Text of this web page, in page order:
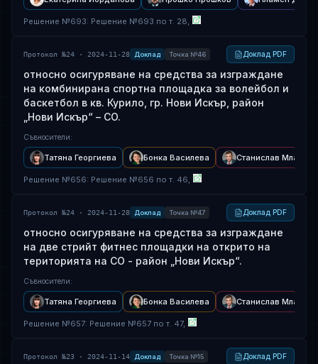
Решение №693: Решение №693 по т. 28,
Протокол №24 · 2024-11-28 Доклад Точка №46 Доклад PDF
относно осигуряване на средства за изграждане
на комбинирана спортна площадка за волейбол и
баскетбол в кв. Курило, гр. Нови Искър, район
„Нови Искър“ – CO.
Съвносители:
Татяна Георгиева Бонка Василева Станислав
Решение №656: Решение №656 по т. 46,
Протокол №24 · 2024-11-28 Доклад Точка №47 Доклад PDF
относно осигуряване на средства за изграждане
на две стрийт фитнес площадки на открито на
територията на СО - район „Нови Искър“.
Съвносители:
Татяна Георгиева Бонка Василева Станислав
Решение №657: Решение №657 по т. 47,
Протокол №23 · 2024-11-14 Доклад Точка №15 Доклад PDF